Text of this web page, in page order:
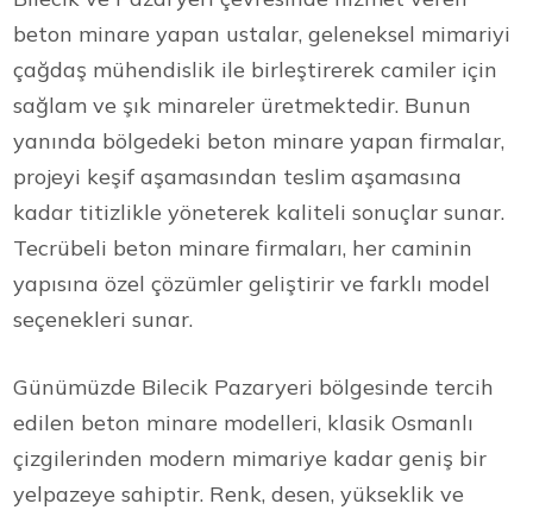
beton minare yapan ustalar, geleneksel mimariyi
çağdaş mühendislik ile birleştirerek camiler için
sağlam ve şık minareler üretmektedir. Bunun
yanında bölgedeki beton minare yapan firmalar,
projeyi keşif aşamasından teslim aşamasına
kadar titizlikle yöneterek kaliteli sonuçlar sunar.
Tecrübeli beton minare firmaları, her caminin
yapısına özel çözümler geliştirir ve farklı model
seçenekleri sunar.
Günümüzde Bilecik Pazaryeri bölgesinde tercih
edilen beton minare modelleri, klasik Osmanlı
çizgilerinden modern mimariye kadar geniş bir
yelpazeye sahiptir. Renk, desen, yükseklik ve